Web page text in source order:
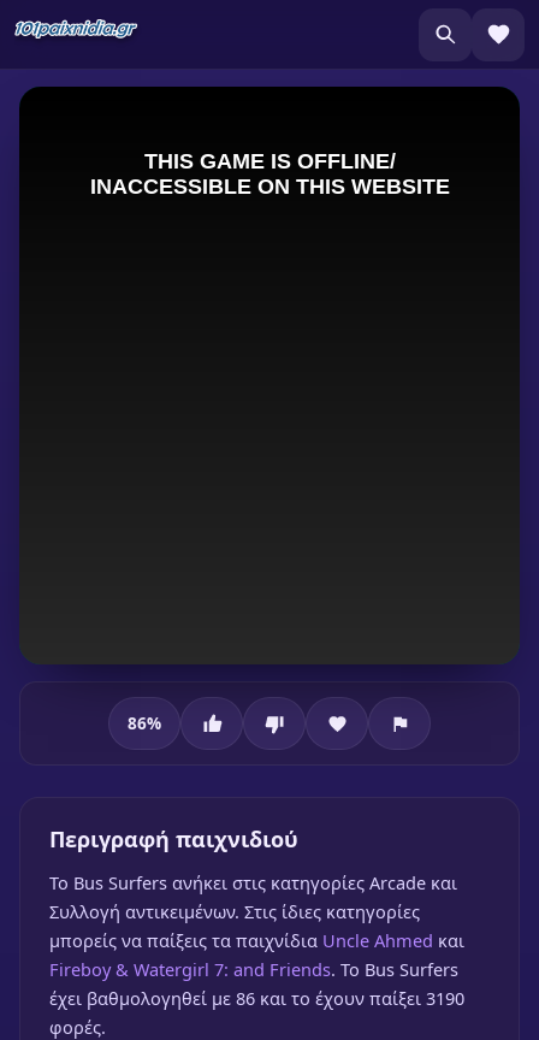
Bus Surfers
★86%🎮 1 Παίκτης
86%
Περιγραφή παιχνιδιού
To Bus Surfers ανήκει στις κατηγορίες Arcade και
Συλλογή αντικειμένων. Στις ίδιες κατηγορίες
μπορείς να παίξεις τα παιχνίδια Uncle Ahmed και
Fireboy & Watergirl 7: and Friends. Το Bus Surfers
έχει βαθμολογηθεί με 86 και το έχουν παίξει 3190
φορές.